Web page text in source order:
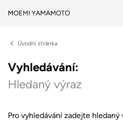
Úvodní stránka
Vyhledávání:
Pro vyhledávání zadejte hledaný